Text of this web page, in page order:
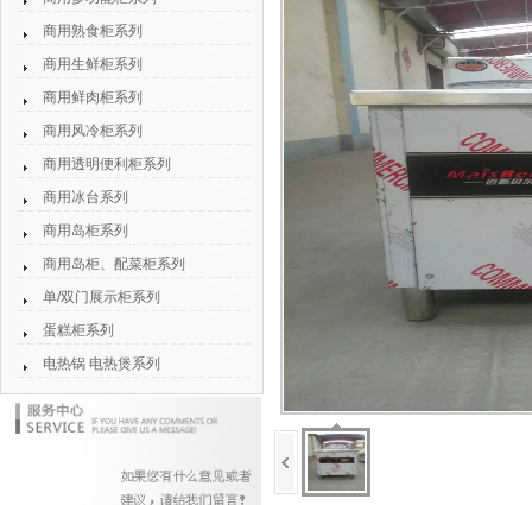
商用熟食柜系列
商用生鲜柜系列
商用鲜肉柜系列
商用风冷柜系列
商用透明便利柜系列
商用冰台系列
商用岛柜系列
商用岛柜、配菜柜系列
单/双门展示柜系列
蛋糕柜系列
电热锅 电热煲系列